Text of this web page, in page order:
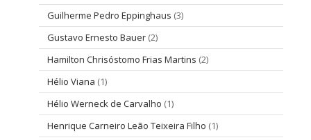
Guilherme Pedro Eppinghaus (3)
Gustavo Ernesto Bauer (2)
Hamilton Chrisóstomo Frias Martins (2)
Hélio Viana (1)
Hélio Werneck de Carvalho (1)
Henrique Carneiro Leão Teixeira Filho (1)